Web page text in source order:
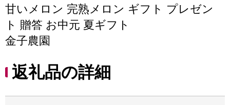
甘いメロン 完熟メロン ギフト プレゼン
ト 贈答 お中元 夏ギフト
金子農園
返礼品の詳細